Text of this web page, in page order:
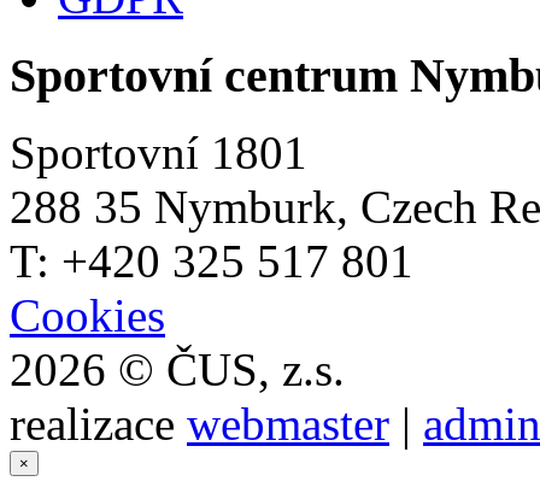
Sportovní centrum
Sportovní 1801
288 35 Nymburk, Czech
T: +420 325 517 801
Cookies
2026 © ČUS, z.s.
realizace webmaster |
×